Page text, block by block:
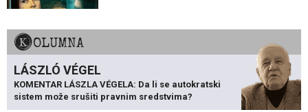
KOLUMNA
LÁSZLÓ VÉGEL
KOMENTAR LÁSZLA VÉGELA: Da li se autokratski
sistem može srušiti pravnim sredstvima?